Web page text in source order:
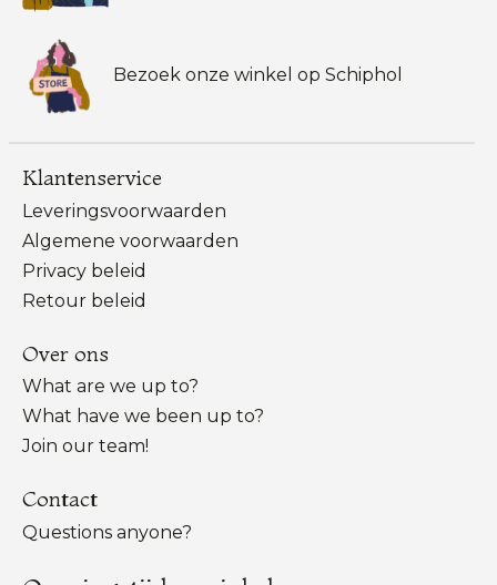
Bezoek onze winkel op Schiphol
Klantenservice
Leveringsvoorwaarden
Algemene voorwaarden
Privacy beleid
Retour beleid
Over ons
What are we up to?
What have we been up to?
Join our team!
Contact
Questions anyone?